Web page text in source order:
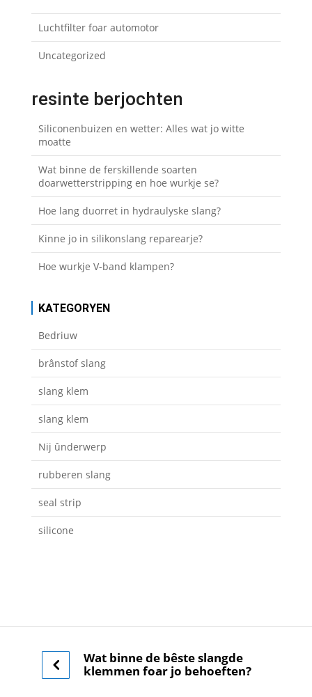
Luchtfilter foar automotor
Uncategorized
resinte berjochten
Siliconenbuizen en wetter: Alles wat jo witte
moatte
Wat binne de ferskillende soarten
doarwetterstripping en hoe wurkje se?
Hoe lang duorret in hydraulyske slang?
Kinne jo in silikonslang reparearje?
Hoe wurkje V-band klampen?
KATEGORYEN
Bedriuw
brânstof slang
slang klem
slang klem
Nij ûnderwerp
rubberen slang
seal strip
silicone
Wat binne de bêste slangde
klemmen foar jo behoeften?